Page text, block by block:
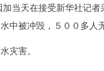
当天在接受新华社记者
中被冲毁，５００多人
害。